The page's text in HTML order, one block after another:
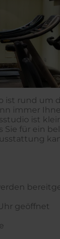
ist rund um
immer
ist
Sie für ein
geöffnet